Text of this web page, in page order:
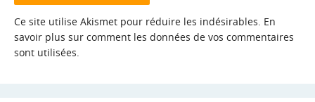
Ce site utilise Akismet pour réduire les indésirables. En
savoir plus sur comment les données de vos commentaires
sont utilisées.